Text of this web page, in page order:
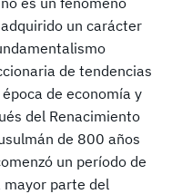
un carácter
de tendencias
de economía y
del Renacimiento
de 800 años
un período de
mayor parte del